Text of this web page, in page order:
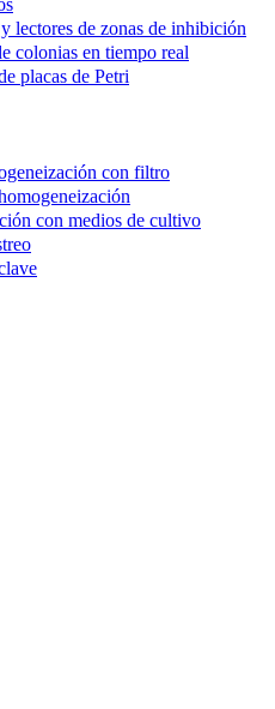
lectores de zonas de inhibición
colonias en tiempo real
placas de Petri
con filtro
con medios de cultivo